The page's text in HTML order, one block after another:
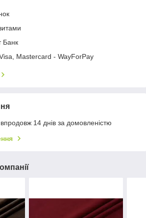
Банк
Mastercard - WayForPay
14 днів за домовленістю